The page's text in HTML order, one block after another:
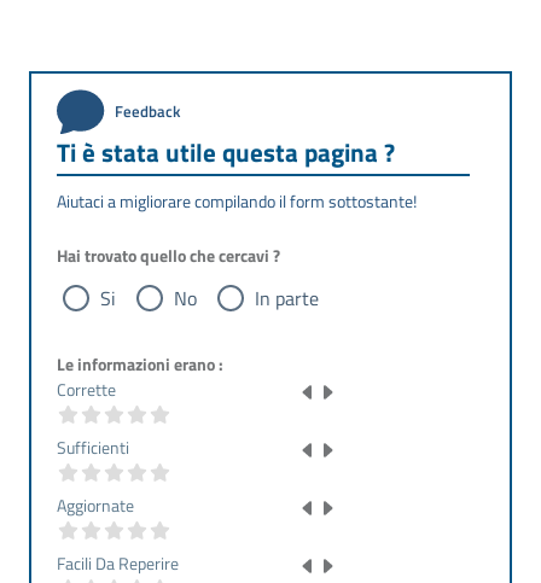
Feedback
Ti è stata utile questa pagina ?
Aiutaci a migliorare compilando il form sottostante!
Hai trovato quello che cercavi ?
Si No In parte
Le informazioni erano :
Corrette
Sufficienti
Aggiornate
Facili Da Reperire